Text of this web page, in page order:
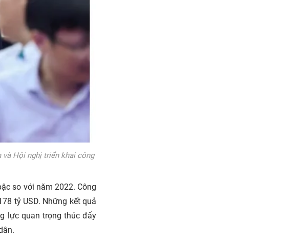
và Hội nghị triển khai công
so với năm 2022. Công
tỷ USD. Những kết quả
lực quan trọng thúc đẩy